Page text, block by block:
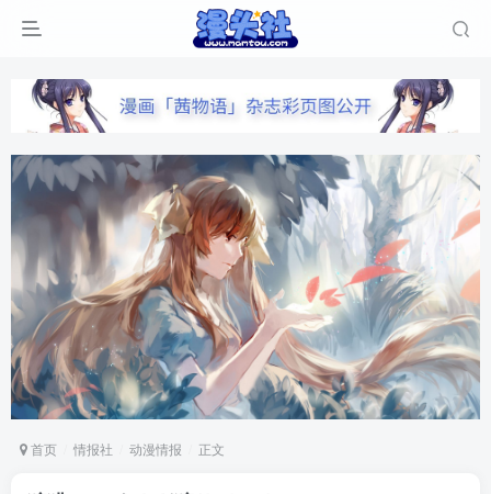
首页 情报社 动漫情报 正文